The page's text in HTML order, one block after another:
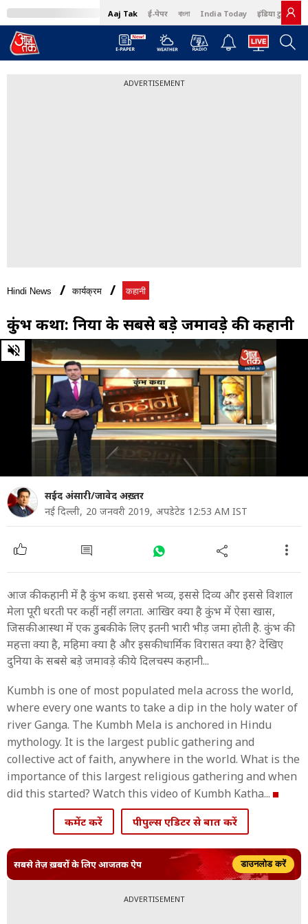
Aaj Tak ई-पेपर বাংলা India Today इंडिया टुडे हिंदी
ADVERTISEMENT
Hindi News कार्यक्रम कहानी
कुंभ कथा: दुनिया के सबसे बड़े जमावड़े की कहानी
0
of
minutes,
seconds
सईद अंसारी/जावेद अख़्तर
नई दिल्ली, 20 जनवरी 2019, अपडेटेड 12:53 AM IST
आज की कहानी में है कुंभ कथा. इससे भव्य, इससे दिव्य और इससे विशाल
मेला पूरी धरती पर कहीं नहीं लगता. आखिर क्या है कुंभ में ऐसा खास,
जिसकी आस्था में एक डुबकी के लिए इतनी भारी भीड़ जमा होती है. कुंभ की
महत्ता क्या है, महिमा क्या है और इसकी धार्मिक विरासत क्या है? देखिए
दुनिया के सबसे बड़े जमावड़े की ये दिलचस्प कहानी...
Kumbh is one of most populated mela across the world,
where every one wants to take a dip in the holy water of
river Ganga. The Kumbh Mela is anchored in Hindu
mythology. It is the largest public gathering and
collective act of faith, anywhere in the world. What is the
importance of this largest religious gathering and when
did this started? Watch this video of Kumbh Katha...
कमेंट करें पीपुल्स एडिटर से बात करें
सबसे तेज़ ख़बरों के लिए आजतक ऐप डाउनलोड करें
ADVERTISEMENT